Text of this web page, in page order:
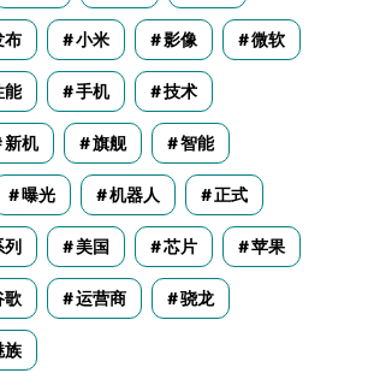
布 小米 影像 微软
能 手机 技术
新机 旗舰 智能
曝光 机器人 正式
列 美国 芯片 苹果
歌 运营商 骁龙
族